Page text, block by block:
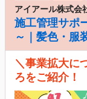
アイアール株式会
施工管理サポ
～｜髪色・服
＼事業拡大に
ろをご紹介！